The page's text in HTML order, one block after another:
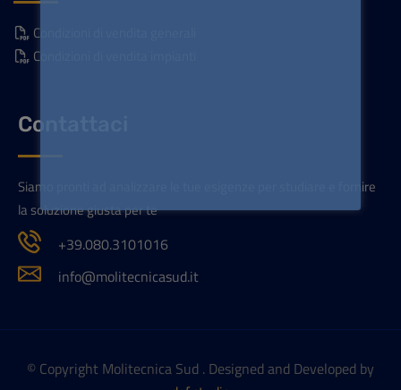
Condizioni di vendita generali
Condizioni di vendita impianti
Contattaci
Siamo pronti ad analizzare le tue esigenze per studiare e fornire
la soluzione giusta per te
+39.080.3101016
info@molitecnicasud.it
© Copyright Molitecnica Sud . Designed and Developed by